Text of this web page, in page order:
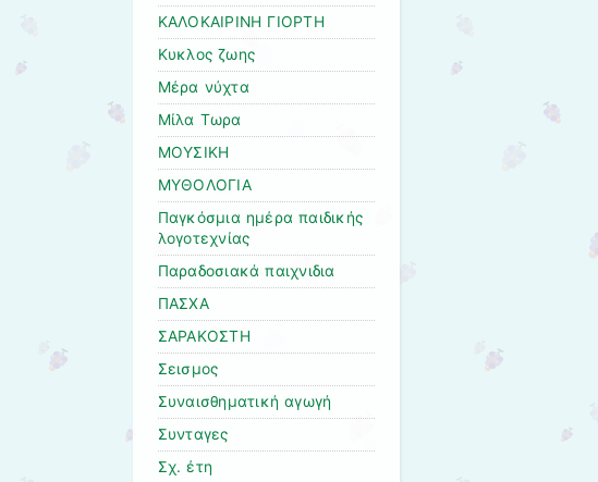
ΚΑΛΟΚΑΙΡΙΝΗ ΓΙΟΡΤΗ
Κυκλος ζωης
Μέρα νύχτα
Μίλα Τωρα
ΜΟΥΣΙΚΗ
ΜΥΘΟΛΟΓΙΑ
Παγκόσμια ημέρα παιδικής
λογοτεχνίας
Παραδοσιακά παιχνιδια
ΠΑΣΧΑ
ΣΑΡΑΚΟΣΤΗ
Σεισμος
Συναισθηματική αγωγή
Συνταγες
Σχ. έτη